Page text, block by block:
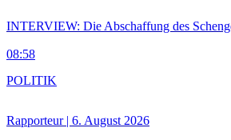
INTERVIEW: Die Abschaffung des
08:58
Rapporteur | 6. August 2026
POLITIK